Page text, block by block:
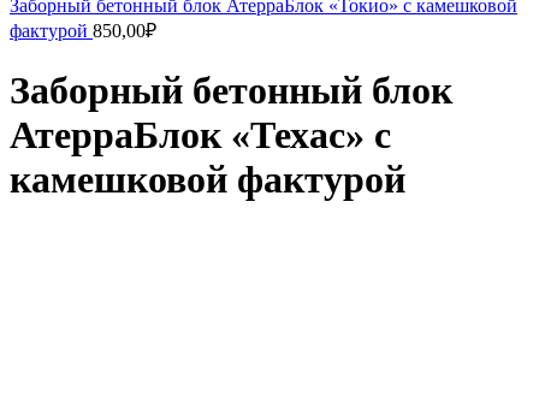
Заборный бетонный блок АтерраБлок «Токио» с камешковой
фактурой 850,00₽
Заборный бетонный блок
АтерраБлок «Техас» с
камешковой фактурой